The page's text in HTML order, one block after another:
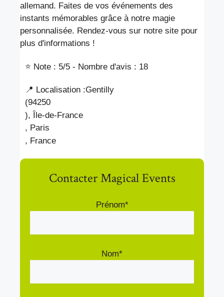
allemand. Faites de vos événements des
instants mémorables grâce à notre magie
personnalisée. Rendez-vous sur notre site pour
plus d'informations !
⭐ Note : 5/5 - Nombre d'avis : 18
📍 Localisation :Gentilly
(94250
), Île-de-France
, Paris
, France
Contacter Magical Events
Prénom*
Nom*